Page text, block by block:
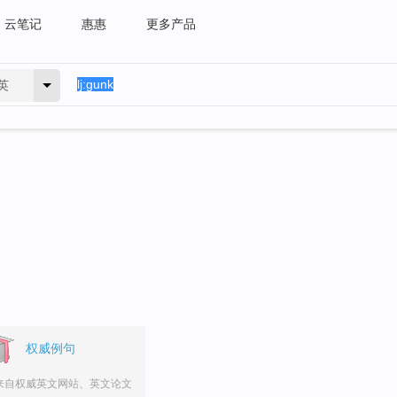
云笔记 惠惠 更多产品
权威例句
自权威英文网站、英文论文